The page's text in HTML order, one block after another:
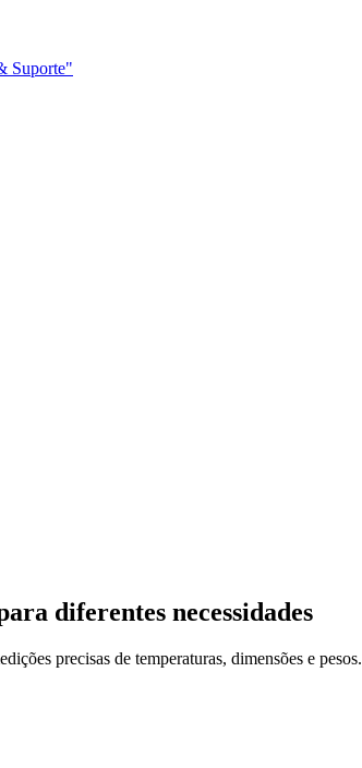
Suporte"
diferentes necessidades
precisas de temperaturas, dimensões e pesos.